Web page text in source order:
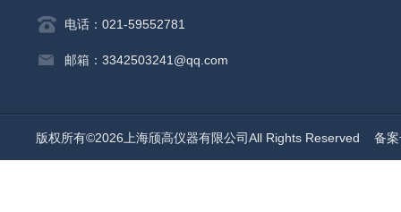
电话：021-59552781
邮箱：3342503241@qq.com
版权所有©2026上海颀高仪器有限公司All Rights Reserved 备